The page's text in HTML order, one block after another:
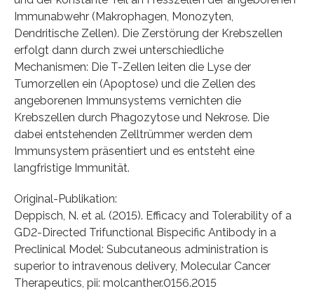
Immunabwehr (Makrophagen, Monozyten,
Dendritische Zellen). Die Zerstörung der Krebszellen
erfolgt dann durch zwei unterschiedliche
Mechanismen: Die T-Zellen leiten die Lyse der
Tumorzellen ein (Apoptose) und die Zellen des
angeborenen Immunsystems vernichten die
Krebszellen durch Phagozytose und Nekrose. Die
dabei entstehenden Zelltrümmer werden dem
Immunsystem präsentiert und es entsteht eine
langfristige Immunität.
Original-Publikation:
Deppisch, N. et al. (2015). Efficacy and Tolerability of a
GD2-Directed Trifunctional Bispecific Antibody in a
Preclinical Model: Subcutaneous administration is
superior to intravenous delivery, Molecular Cancer
Therapeutics, pii: molcanther.0156.2015